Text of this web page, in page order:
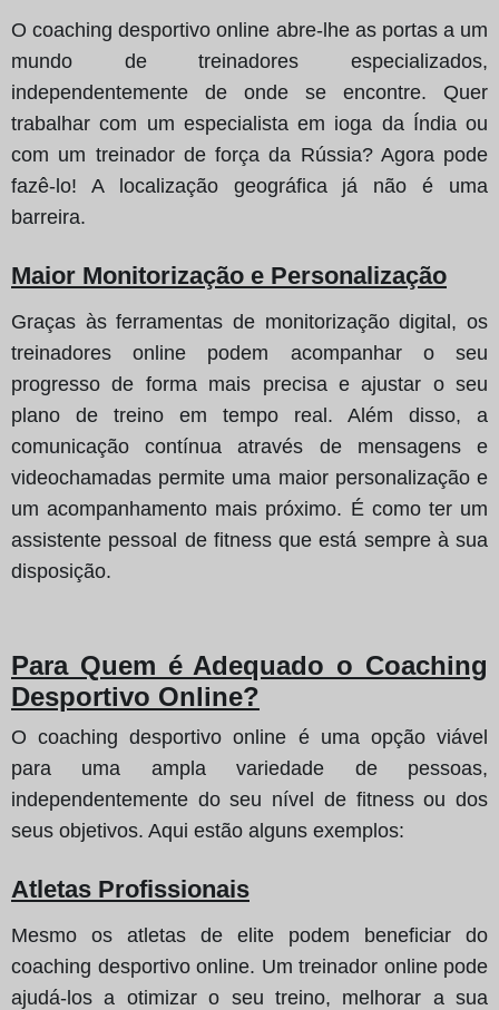
O coaching desportivo online abre-lhe as portas a um
mundo de treinadores especializados,
independentemente de onde se encontre. Quer
trabalhar com um especialista em ioga da Índia ou
com um treinador de força da Rússia? Agora pode
fazê-lo! A localização geográfica já não é uma
barreira.
Maior Monitorização e Personalização
Graças às ferramentas de monitorização digital, os
treinadores online podem acompanhar o seu
progresso de forma mais precisa e ajustar o seu
plano de treino em tempo real. Além disso, a
comunicação contínua através de mensagens e
videochamadas permite uma maior personalização e
um acompanhamento mais próximo. É como ter um
assistente pessoal de fitness que está sempre à sua
disposição.
Para Quem é Adequado o Coaching
Desportivo Online?
O coaching desportivo online é uma opção viável
para uma ampla variedade de pessoas,
independentemente do seu nível de fitness ou dos
seus objetivos. Aqui estão alguns exemplos:
Atletas Profissionais
Mesmo os atletas de elite podem beneficiar do
coaching desportivo online. Um treinador online pode
ajudá-los a otimizar o seu treino, melhorar a sua